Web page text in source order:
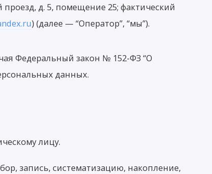
проезд, д. 5, помещение 25; фактический
) (далее — “Оператор”, “мы”).
Федеральный закон № 152-ФЗ “О
данных.
лицу.
запись, систематизацию, накопление,